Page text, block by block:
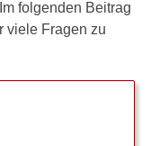
folgenden Beitrag
viele Fragen zu